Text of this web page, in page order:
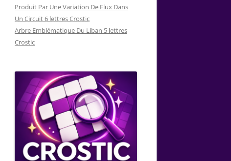
Produit Par Une Variation De Flux Dans
Un Circuit 6 lettres Crostic
Arbre Emblématique Du Liban 5 lettres
Crostic